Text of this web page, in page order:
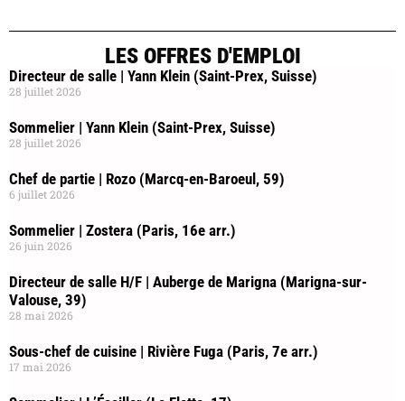
LES OFFRES D'EMPLOI
Directeur de salle | Yann Klein (Saint-Prex, Suisse)
28 juillet 2026
Sommelier | Yann Klein (Saint-Prex, Suisse)
28 juillet 2026
Chef de partie | Rozo (Marcq-en-Baroeul, 59)
6 juillet 2026
Sommelier | Zostera (Paris, 16e arr.)
26 juin 2026
Directeur de salle H/F | Auberge de Marigna (Marigna-sur-
Valouse, 39)
28 mai 2026
Sous-chef de cuisine | Rivière Fuga (Paris, 7e arr.)
17 mai 2026